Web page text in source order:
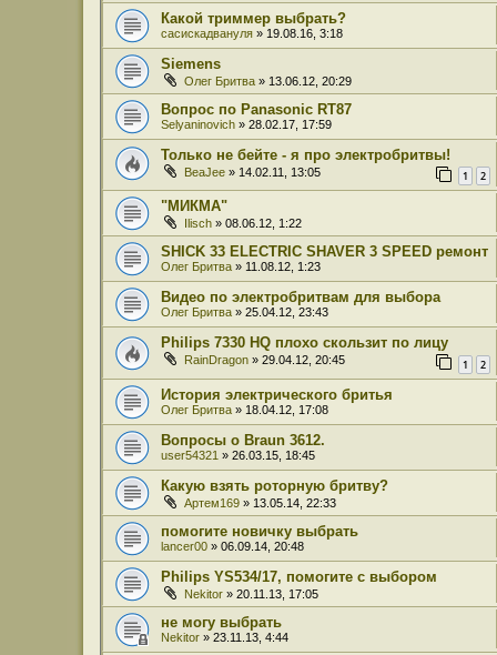
Какой триммер выбрать?
сасискадвануля » 19.08.16, 3:18
Siemens
Олег Бритва » 13.06.12, 20:29
Вопрос по Panasonic RT87
Selyaninovich » 28.02.17, 17:59
Только не бейте - я про электробритвы!
BeaJee » 14.02.11, 13:05 1 2
"МИКМА"
Ilisch » 08.06.12, 1:22
SHICK 33 ELECTRIC SHAVER 3 SPEED ремонт
Олег Бритва » 11.08.12, 1:23
Видео по электробритвам для выбора
Олег Бритва » 25.04.12, 23:43
Philips 7330 HQ плохо скользит по лицу
RainDragon » 29.04.12, 20:45 1 2
История электрического бритья
Олег Бритва » 18.04.12, 17:08
Вопросы о Braun 3612.
user54321 » 26.03.15, 18:45
Какую взять роторную бритву?
Артем169 » 13.05.14, 22:33
помогите новичку выбрать
lancer00 » 06.09.14, 20:48
Philips YS534/17, помогите с выбором
Nekitor » 20.11.13, 17:05
не могу выбрать
Nekitor » 23.11.13, 4:44